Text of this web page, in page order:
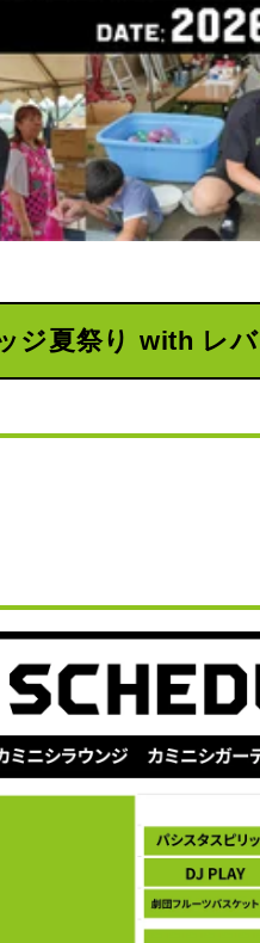
ジ夏祭り with レ